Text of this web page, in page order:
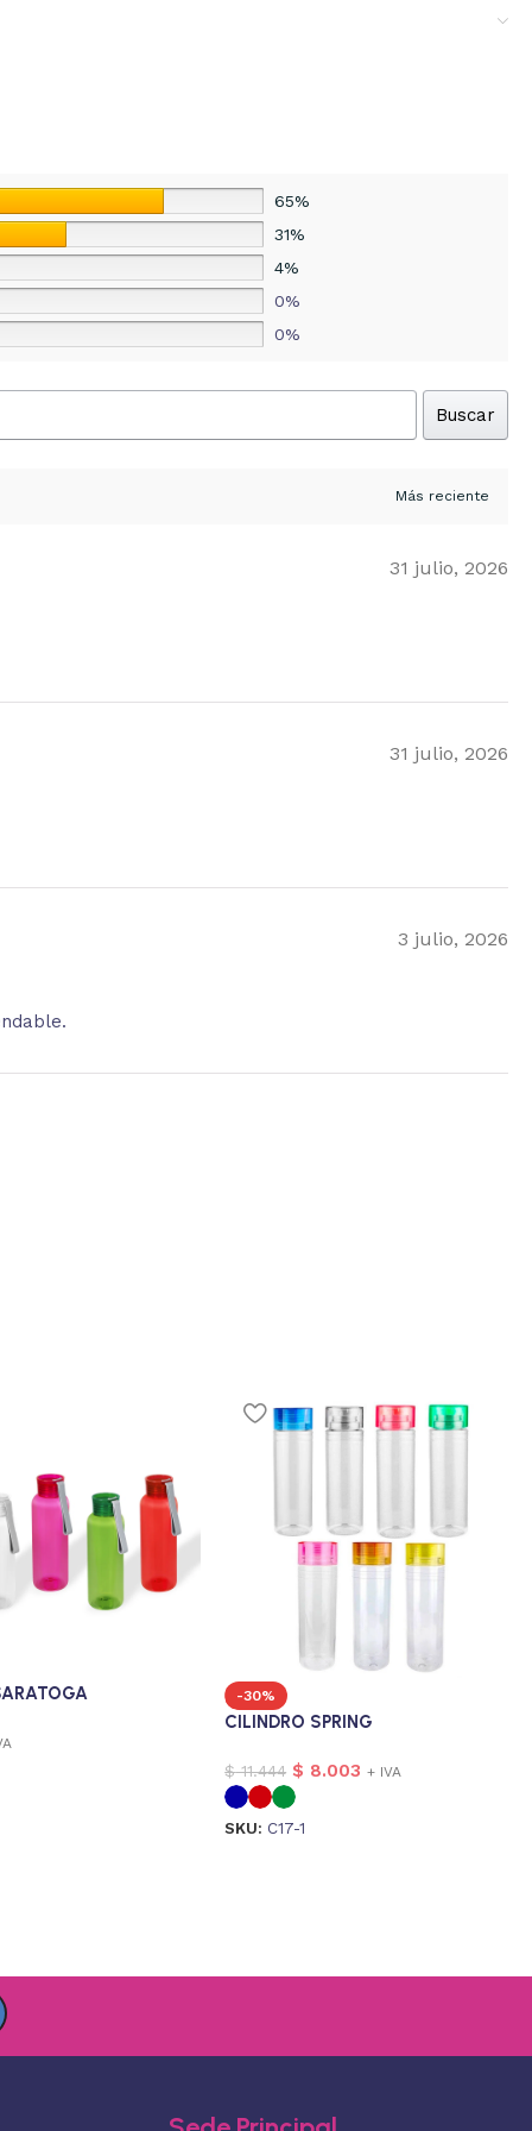
65%
31%
4%
0%
0%
Buscar
31 julio, 2026
31 julio, 2026
3 julio, 2026
-30%
CILINDRO SPRING
$11.444 $ 8.003 + IVA
SKU: C17-1